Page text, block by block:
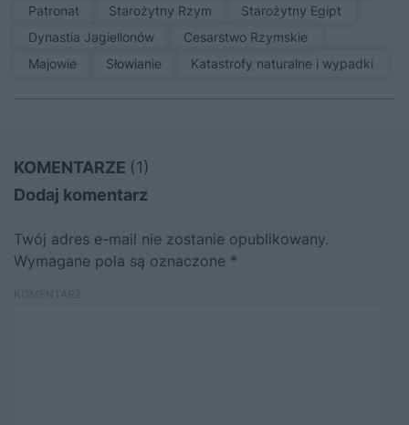
patronat
Starożytny Rzym
Starożytny Egipt
Dynastia Jagiellonów
Cesarstwo Rzymskie
Majowie
Słowianie Katastrofy naturalne i wypadki
KOMENTARZE (1)
Dodaj komentarz
Twój adres e-mail nie zostanie opublikowany.
Wymagane pola są oznaczone *